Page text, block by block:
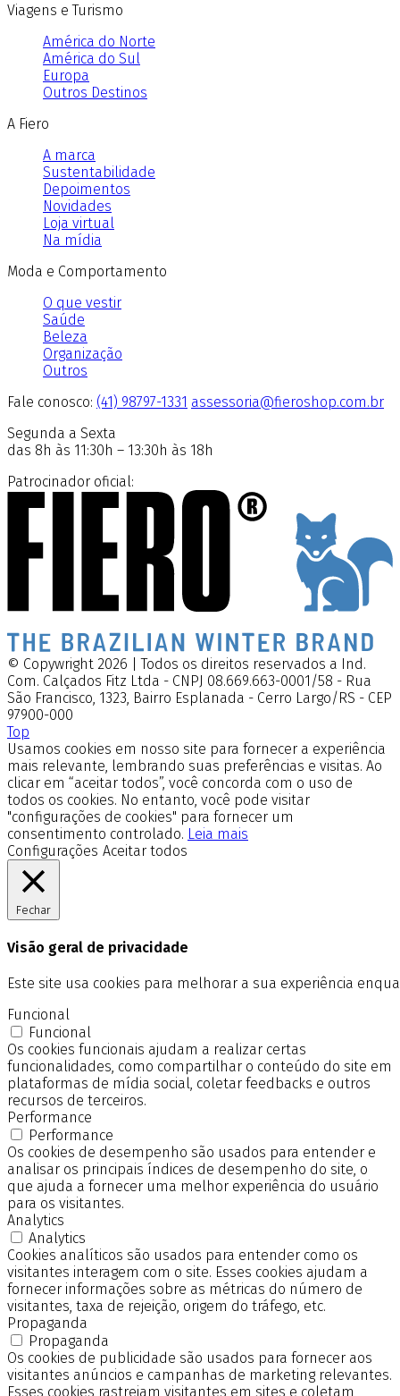
Viagens e Turismo
América do Norte
América do Sul
Europa
Outros Destinos
A Fiero
A marca
Sustentabilidade
Depoimentos
Novidades
Loja virtual
Na mídia
Moda e Comportamento
O que vestir
Saúde
Beleza
Organização
Outros
Fale conosco: (41) 98797-1331 assessoria@fieroshop.com.br
Segunda a Sexta
das 8h às 11:30h – 13:30h às 18h
Patrocinador oficial:
© Copywright 2026 | Todos os direitos reservados a Ind.
Com. Calçados Fitz Ltda - CNPJ 08.669.663-0001/58 - Rua
São Francisco, 1323, Bairro Esplanada - Cerro Largo/RS - CEP
97900-000
Top
Usamos cookies em nosso site para fornecer a experiência
mais relevante, lembrando suas preferências e visitas. Ao
clicar em “aceitar todos”, você concorda com o uso de
todos os cookies. No entanto, você pode visitar
"configurações de cookies" para fornecer um
consentimento controlado. Leia mais
Configurações Aceitar todos
Fechar
Visão geral de privacidade
Este site usa cookies para melhorar a sua experiência
Funcional
Funcional
Os cookies funcionais ajudam a realizar certas
funcionalidades, como compartilhar o conteúdo do site em
plataformas de mídia social, coletar feedbacks e outros
recursos de terceiros.
Performance
Performance
Os cookies de desempenho são usados para entender e
analisar os principais índices de desempenho do site, o
que ajuda a fornecer uma melhor experiência do usuário
para os visitantes.
Analytics
Analytics
Cookies analíticos são usados para entender como os
visitantes interagem com o site. Esses cookies ajudam a
fornecer informações sobre as métricas do número de
visitantes, taxa de rejeição, origem do tráfego, etc.
Propaganda
Propaganda
Os cookies de publicidade são usados para fornecer aos
visitantes anúncios e campanhas de marketing relevantes.
Esses cookies rastreiam visitantes em sites e coletam